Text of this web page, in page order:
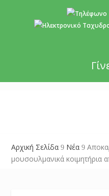
Αρχική Σελίδα 9 Νέα 9
μουσουλμανικά κοιμητήρια